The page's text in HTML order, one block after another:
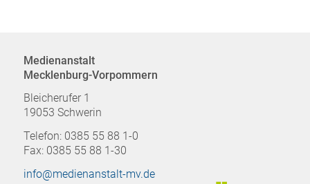
Medienanstalt
Mecklenburg-Vorpommern
Bleicherufer 1
19053 Schwerin
Telefon: 0385 55 88 1-0
Fax: 0385 55 88 1-30
info@medienanstalt-mv.de